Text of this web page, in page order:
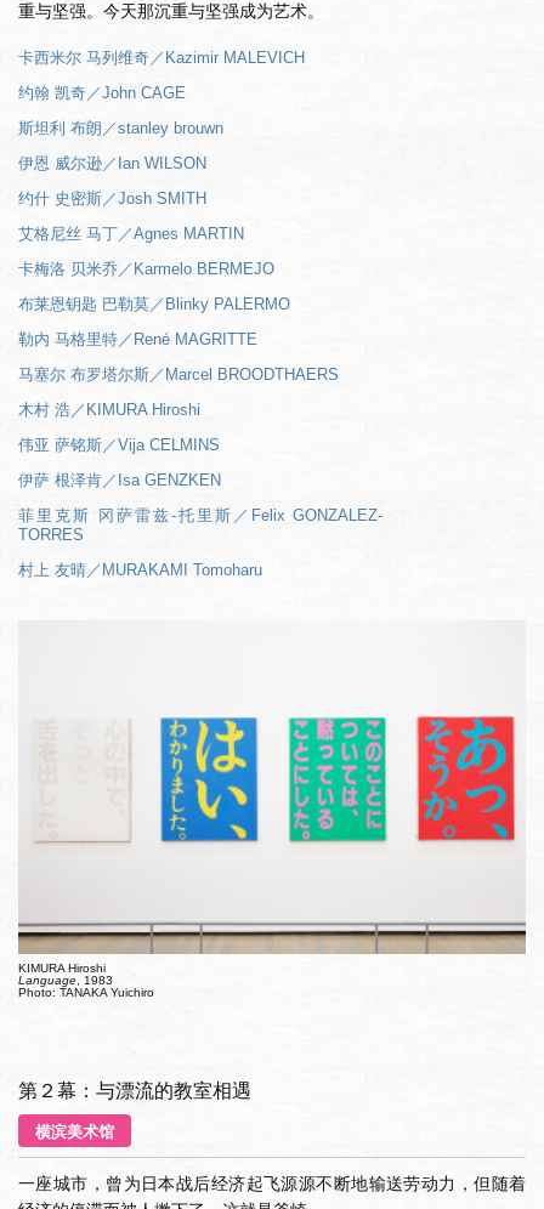
重与坚强。今天那沉重与坚强成为艺术。
卡西米尔 马列维奇／Kazimir MALEVICH
约翰 凯奇／John CAGE
斯坦利 布朗／stanley brouwn
伊恩 威尔逊／Ian WILSON
约什 史密斯／Josh SMITH
艾格尼丝 马丁／Agnes MARTIN
卡梅洛 贝米乔／Karmelo BERMEJO
布莱恩钥匙 巴勒莫／Blinky PALERMO
勒内 马格里特／René MAGRITTE
马塞尔 布罗塔尔斯／Marcel BROODTHAERS
木村 浩／KIMURA Hiroshi
伟亚 萨铭斯／Vija CELMINS
伊萨 根泽肯／Isa GENZKEN
菲里克斯 冈萨雷兹-托里斯／Felix GONZALEZ-
TORRES
村上 友晴／MURAKAMI Tomoharu
KIMURA Hiroshi
Language , 1983
Photo: TANAKA Yuichiro
第２幕：与漂流的教室相遇
横滨美术馆
一座城市，曾为日本战后经济起飞源源不断地输送劳动力，但随着